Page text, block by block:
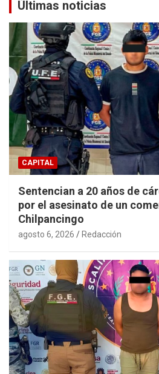
Últimas noticias
CAPITAL
Sentencian a 20 años de
por el asesinato de un
Chilpancingo
agosto 6, 2026 Redacción